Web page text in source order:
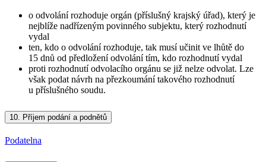
o odvolání rozhoduje orgán (příslušný krajský úřad), který je
nejblíže nadřízeným povinného subjektu, který rozhodnutí
vydal
ten, kdo o odvolání rozhoduje, tak musí učinit ve lhůtě do
15 dnů od předložení odvolání tím, kdo rozhodnutí vydal
proti rozhodnutí odvolacího orgánu se již nelze odvolat. Lze
však podat návrh na přezkoumání takového rozhodnutí
u příslušného soudu.
10. Příjem podání a podnětů
Podatelna